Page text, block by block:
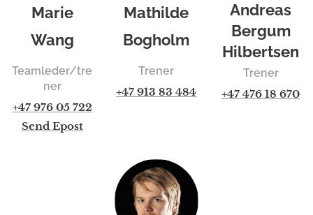
Marie
Wang
Teamleder/tre
ner
+47 976 05 722
Send Epost
Mathilde
Bogholm
Trener
+47 913 83 484
Andreas
Bergum
Hilbertsen
Trener
+47 476 18 670